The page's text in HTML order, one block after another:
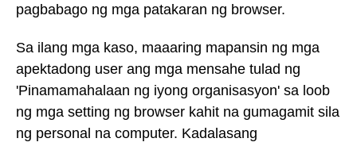
pagbabago ng mga patakaran ng browser.
Sa ilang mga kaso, maaaring mapansin ng mga
apektadong user ang mga mensahe tulad ng
'Pinamamahalaan ng iyong organisasyon' sa loob
ng mga setting ng browser kahit na gumagamit sila
ng personal na computer. Kadalasang